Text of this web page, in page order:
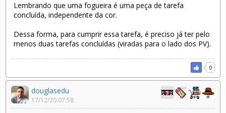
Lembrando que uma fogueira é uma peça de tarefa
concluída, independente da cor.
Dessa forma, para cumprir essa tarefa, é preciso já ter pelo
menos duas tarefas concluídas (viradas para o lado dos PV).
0
douglasedu
17/12/20 07:58